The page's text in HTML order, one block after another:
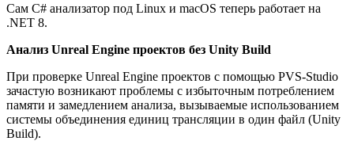
Сам C# анализатор под Linux и macOS теперь работает на
.NET 8.
Анализ Unreal Engine проектов без Unity Build
При проверке Unreal Engine проектов с помощью PVS-Studio
зачастую возникают проблемы с избыточным потреблением
памяти и замедлением анализа, вызываемые использованием
системы объединения единиц трансляции в один файл (Unity
Build).